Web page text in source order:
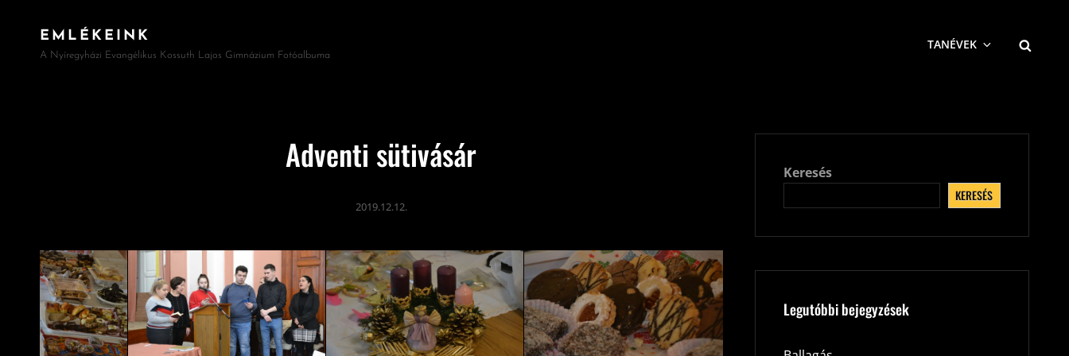
EMLÉKEINK
A Nyíregyházi Evangélikus Kossuth Lajos Gimnázium Fotóalbuma
TANÉVEK
Adventi sütivásár
2019.12.12.
Keresés
KERESÉS
Legutóbbi bejegyzések